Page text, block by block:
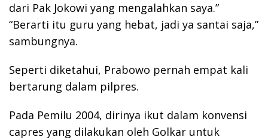
dari Pak Jokowi yang mengalahkan saya.”
“Berarti itu guru yang hebat, jadi ya santai saja,”
sambungnya.
Seperti diketahui, Prabowo pernah empat kali
bertarung dalam pilpres.
Pada Pemilu 2004, dirinya ikut dalam konvensi
capres yang dilakukan oleh Golkar untuk